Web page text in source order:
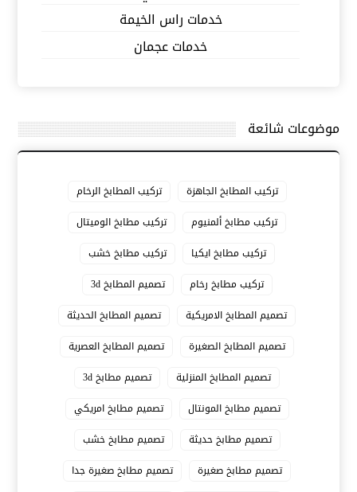
خدمات راس الخيمة
خدمات عجمان
موضوعات شائعة
تركيب المطابخ الجاهزة
تركيب المطابخ الرخام
تركيب مطابخ ألمنيوم
تركيب مطابخ الوميتال
تركيب مطابخ ايكيا
تركيب مطابخ خشب
تركيب مطابخ رخام
تصميم المطابخ 3d
تصميم المطابخ الامريكية
تصميم المطابخ الحديثة
تصميم المطابخ الصغيرة
تصميم المطابخ العصرية
تصميم المطابخ المنزلية
تصميم مطابخ 3d
تصميم مطابخ المونتال
تصميم مطابخ امريكي
تصميم مطابخ حديثة
تصميم مطابخ خشب
تصميم مطابخ صغيرة
تصميم مطابخ صغيرة جدا